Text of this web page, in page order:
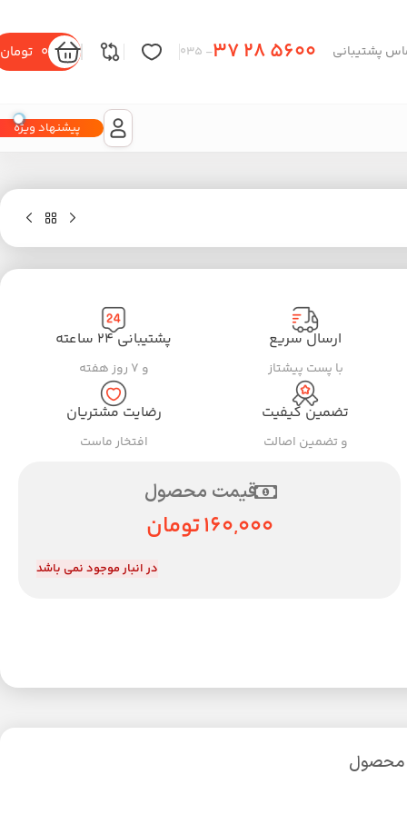
پشتیبانی 37 28 5600
– 035
0 تومان
پیشنهاد ویژه
ارسال سریع
با پست پیشتاز
پشتیبانی ۲۴ ساعته
و ۷ روز هفته
تضمین کیفیت
و تضمین اصالت
رضایت مشتریان
افتخار ماست
قیمت محصول
160,000تومان
در انبار موجود نمی باشد
محصول